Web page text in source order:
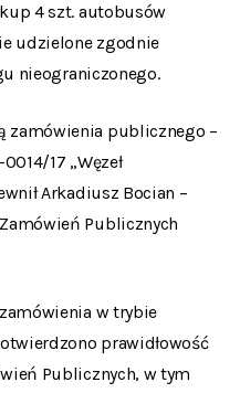
4 szt. autobusów
udzielone zgodnie
nieograniczonego.
zamówienia publicznego –
17 „Węzeł
Arkadiusz Bocian –
Publicznych
w trybie
prawidłowość
Publicznych, w tym